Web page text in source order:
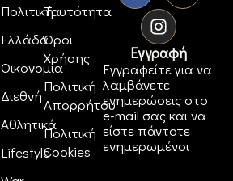
Πολιτική
Ελλάδα
Οικονομία
Διεθνή
Αθλητικά
Lifestyle
Ταυτότητα
Όροι
Χρήσης
Πολιτική
Απορρήτου
Πολιτική
Cookies
Εγγραφή
Εγγραφείτε για να
λαμβάνετε
ενημερώσεις στο
e-mail σας και να
είστε πάντοτε
ενημερωμένοι